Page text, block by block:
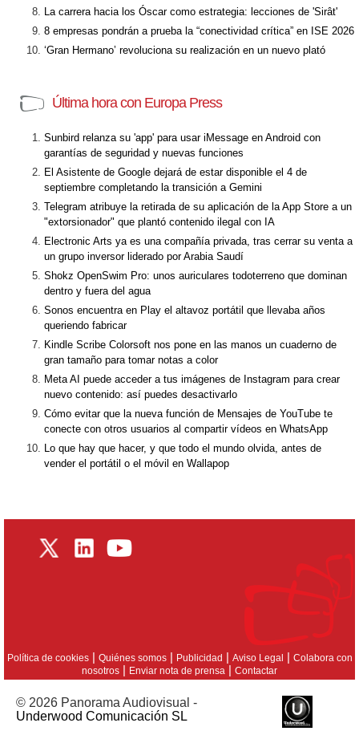
La carrera hacia los Óscar como estrategia: lecciones de 'Sirât'
8 empresas pondrán a prueba la “conectividad crítica” en ISE 2026
‘Gran Hermano’ revoluciona su realización en un nuevo plató
Última hora con Europa Press
Sunbird relanza su 'app' para usar iMessage en Android con
garantías de seguridad y nuevas funciones
El Asistente de Google dejará de estar disponible el 4 de
septiembre completando la transición a Gemini
Telegram atribuye la retirada de su aplicación de la App Store a un
"extorsionador" que plantó contenido ilegal con IA
Electronic Arts ya es una compañía privada, tras cerrar su venta a
un grupo inversor liderado por Arabia Saudí
Shokz OpenSwim Pro: unos auriculares todoterreno que dominan
dentro y fuera del agua
Sonos encuentra en Play el altavoz portátil que llevaba años
queriendo fabricar
Kindle Scribe Colorsoft nos pone en las manos un cuaderno de
gran tamaño para tomar notas a color
Meta AI puede acceder a tus imágenes de Instagram para crear
nuevo contenido: así puedes desactivarlo
Cómo evitar que la nueva función de Mensajes de YouTube te
conecte con otros usuarios al compartir vídeos en WhatsApp
Lo que hay que hacer, y que todo el mundo olvida, antes de
vender el portátil o el móvil en Wallapop
Política de cookies| Quiénes somos| Publicidad | Aviso Legal | Colabora con
nosotros | Enviar nota de prensa | Contactar
© 2026 Panorama Audiovisual -
Underwood Comunicación SL